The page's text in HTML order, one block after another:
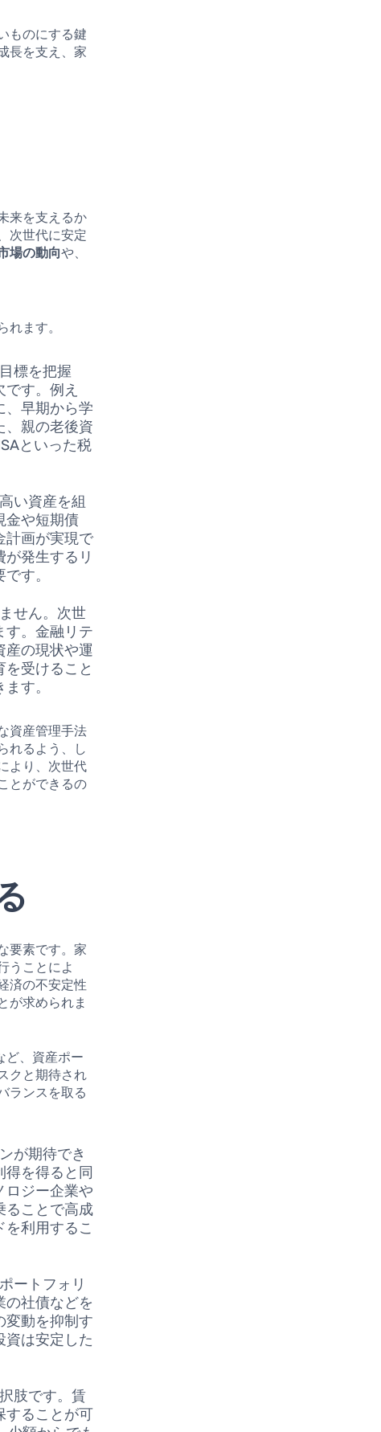
ものにする鍵
長を支え、家
来を支えるか
次世代に安定
場の動向や、
ます。
標を把握
す。例え
、早期から学
、親の老後資
といった税
い資産を組
金や短期債
計画が実現で
発生するリ
す。
せん。次世
す。金融リテ
産の現状や運
受けること
す。
資産管理手法
れるよう、し
より、次世代
とができるの
要素です。家
うことによ
済の不安定性
が求められま
ど、資産ポー
クと期待され
ランスを取る
が期待でき
得を得ると同
ロジー企業や
ることで高成
利用するこ
ートフォリ
の社債などを
変動を抑制す
資は安定した
肢です。賃
することが可